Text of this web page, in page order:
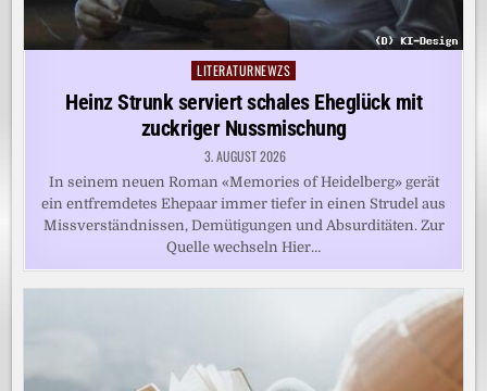
Posted
LITERATURNEWZS
Heinz Strunk serviert schales Eheglück mit
zuckriger Nussmischung
3. AUGUST 2026
In seinem neuen Roman «Memories of Heidelberg» gerät
ein entfremdetes Ehepaar immer tiefer in einen Strudel aus
Missverständnissen, Demütigungen und Absurditäten. Zur
Quelle wechseln Hier…